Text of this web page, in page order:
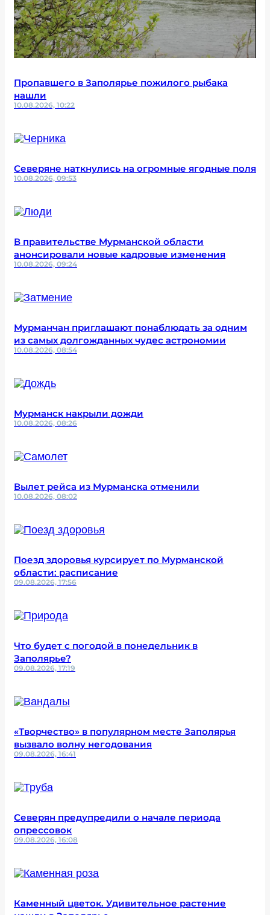
Пропавшего в Заполярье пожилого рыбака
нашли
10.08.2026, 10:22
Северяне наткнулись на огромные ягодные поля
10.08.2026, 09:53
В правительстве Мурманской области
анонсировали новые кадровые изменения
10.08.2026, 09:24
Мурманчан приглашают понаблюдать за одним
из самых долгожданных чудес астрономии
10.08.2026, 08:54
Мурманск накрыли дожди
10.08.2026, 08:26
Вылет рейса из Мурманска отменили
10.08.2026, 08:02
Поезд здоровья курсирует по Мурманской
области: расписание
09.08.2026, 17:56
Что будет с погодой в понедельник в
Заполярье?
09.08.2026, 17:19
«Творчество» в популярном месте Заполярья
вызвало волну негодования
09.08.2026, 16:41
Северян предупредили о начале периода
опрессовок
09.08.2026, 16:08
Каменный цветок. Удивительное растение